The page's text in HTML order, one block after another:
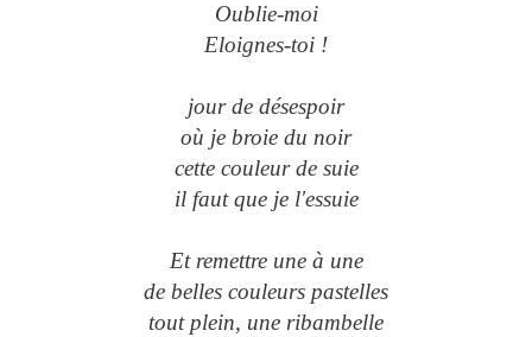
Oublie-moi
Eloignes-toi !
jour de désespoir
où je broie du noir
cette couleur de suie
il faut que je l'essuie
Et remettre une à une
de belles couleurs pastelles
tout plein, une ribambelle